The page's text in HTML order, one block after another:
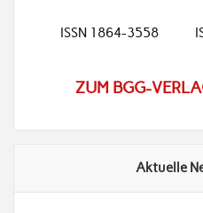
ISSN 1864-3558
ZUM BGG-
Aktuelle